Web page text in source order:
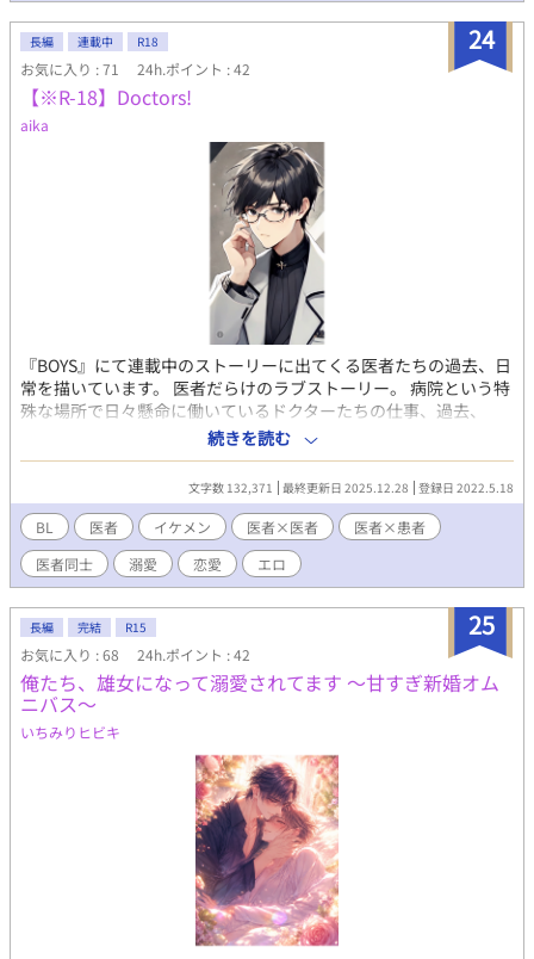
ンα医師と、ほんわかΩ医師の身体から始まる関係…。 いちゃラブ
のお話になります。 性的描写やちょっとエロが濃いページのタイ
トルには⭐︎マークを付けています。
⭐︎..⭐︎..⭐︎..⭐︎..⭐︎..⭐︎..⭐︎..⭐︎..⭐︎..⭐︎..⭐︎..⭐︎..⭐︎ 少しずつ更新予定です。 感想な
どコメント頂けると嬉しです！ ⭐︎..⭐︎..⭐︎..⭐︎..⭐︎..⭐︎..⭐︎..⭐︎..⭐︎..⭐︎..⭐︎..⭐︎..⭐︎
24
長編 連載中 R18
お気に入り : 71 24h.ポイント : 42
【※R-18】Doctors!
aika
『BOYS』にて連載中のストーリーに出てくる医者たちの過去、日
常を描いています。 医者だらけのラブストーリー。 病院という特
殊な場所で日々懸命に働いているドクターたちの仕事、過去、
恋、成長、などをそれぞれの視点から綴っています。 ※少しマニ
アックな性癖、エロシーンあり 表紙、登場人物紹介にAIイラスト
載せております。 仕事、恋愛を通して各キャラの個性や考え、成
長、などを描きつつ、R18要素にも力を入れていきたいです♡ 登
場人物多数！色々な男性がいるので、好みの子を応援してくださ
ると嬉しいです。 色々なシチュエーションでのエッチ、個性豊か
な男性たちの愛と快楽を追求します。 R-18/R18/性描写あり/エロ/
エッチ/BL/幼なじみ/恋愛/純愛/NTR/浮気/複数/イケメン/美少年/
複数プレイ/変態/上司/部下/先輩/後輩/羞恥プレイ/調教/乱交/同僚/
童顔/同棲/制服/元彼/元カレ/未練/新彼/彼氏/医者/医療/検査/年の
差 執着/年下/年上/同級生/略奪/タレ目/片思い/禁断/肉体関係/コス
プレ/白衣
続きを読む
文字数 132,371 最終更新日 2025.12.28 登録日 2022.5.18
BL 医者 イケメン 医者×医者
医者×患者
医者同士
溺愛 恋愛 エロ
25
長編 完結 R15
お気に入り : 68 24h.ポイント : 42
俺たち、雄女になって溺愛されてます ～甘すぎ新婚オム
ニバス～
いちみりヒビキ